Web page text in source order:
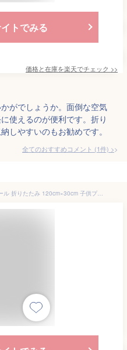
トでみる
価格と在庫を楽天でチェック >>
がでしょうか。面倒な空気
使えるのが便利です。折り
しやすいのもお勧めです。
全てのおすすめコメント (1件) >
折りたたみプール 空気入れ不要 プール 折りたたみ 120cm×30cm 子供プール ボールプール ビニールプール ベビー用 収納便利 お風呂用 ペット 庭 犬猫 お家プール 暑さ対策 おしゃれ